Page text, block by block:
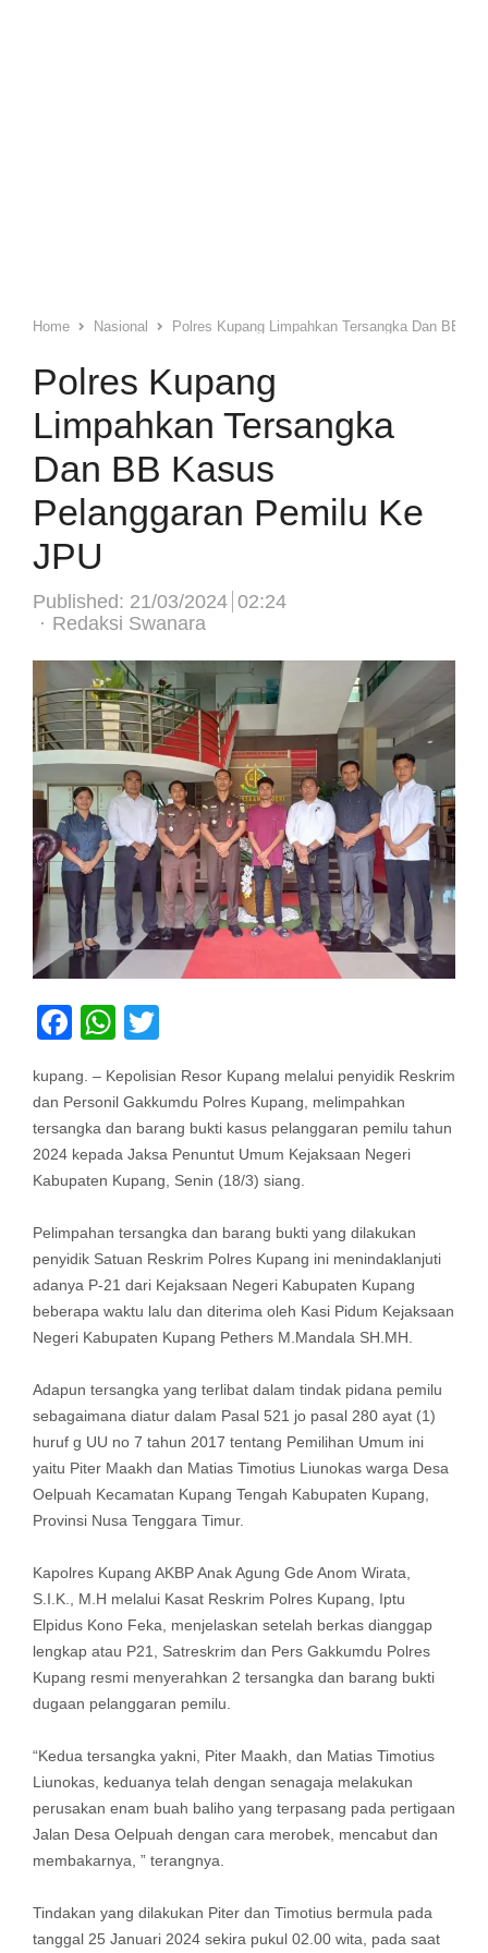
Home Nasional Polres Kupang Limpahkan Tersangka Dan BB
Polres Kupang
Limpahkan Tersangka
Dan BB Kasus
Pelanggaran Pemilu Ke
JPU
Published: 21/03/2024 02:24
Author
Redaksi Swanara
Facebook
WhatsApp
kupang. – Kepolisian Resor Kupang melalui penyidik Reskrim
dan Personil Gakkumdu Polres Kupang, melimpahkan
tersangka dan barang bukti kasus pelanggaran pemilu tahun
2024 kepada Jaksa Penuntut Umum Kejaksaan Negeri
Kabupaten Kupang, Senin (18/3) siang.
Pelimpahan tersangka dan barang bukti yang dilakukan
penyidik Satuan Reskrim Polres Kupang ini menindaklanjuti
adanya P-21 dari Kejaksaan Negeri Kabupaten Kupang
beberapa waktu lalu dan diterima oleh Kasi Pidum Kejaksaan
Negeri Kabupaten Kupang Pethers M.Mandala SH.MH.
Adapun tersangka yang terlibat dalam tindak pidana pemilu
sebagaimana diatur dalam Pasal 521 jo pasal 280 ayat (1)
huruf g UU no 7 tahun 2017 tentang Pemilihan Umum ini
yaitu Piter Maakh dan Matias Timotius Liunokas warga Desa
Oelpuah Kecamatan Kupang Tengah Kabupaten Kupang,
Provinsi Nusa Tenggara Timur.
Kapolres Kupang AKBP Anak Agung Gde Anom Wirata,
S.I.K., M.H melalui Kasat Reskrim Polres Kupang, Iptu
Elpidus Kono Feka, menjelaskan setelah berkas dianggap
lengkap atau P21, Satreskrim dan Pers Gakkumdu Polres
Kupang resmi menyerahkan 2 tersangka dan barang bukti
dugaan pelanggaran pemilu.
“Kedua tersangka yakni, Piter Maakh, dan Matias Timotius
Liunokas, keduanya telah dengan senagaja melakukan
perusakan enam buah baliho yang terpasang pada pertigaan
Jalan Desa Oelpuah dengan cara merobek, mencabut dan
membakarnya, ” terangnya.
Tindakan yang dilakukan Piter dan Timotius bermula pada
tanggal 25 Januari 2024 sekira pukul 02.00 wita, pada saat